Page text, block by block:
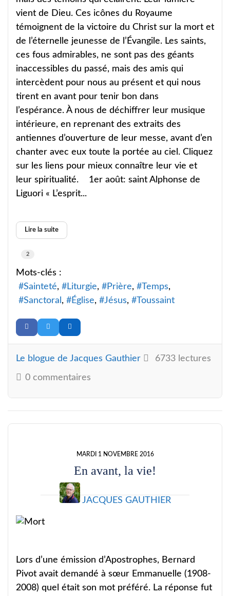
vient de Dieu. Ces icônes du Royaume
témoignent de la victoire du Christ sur la mort et
de l’éternelle jeunesse de l’Évangile. Les saints,
ces fous admirables, ne sont pas des géants
inaccessibles du passé, mais des amis qui
intercèdent pour nous au présent et qui nous
tirent en avant pour tenir bon dans
l’espérance. À nous de déchiffrer leur musique
intérieure, en reprenant des extraits des
antiennes d’ouverture de leur messe, avant d’en
chanter avec eux toute la portée au ciel. Cliquez
sur les liens pour mieux connaître leur vie et
leur spiritualité. 1er août: saint Alphonse de
Liguori « L’esprit...
Lire la suite
2
Mots-clés :
Sainteté
Liturgie Prière
Temps
Sanctoral
Église Jésus Toussaint
Le blogue de Jacques Gauthier 6733 lectures
0 commentaires
MARDI 1 NOVEMBRE 2016
En avant, la vie!
JACQUES GAUTHIER
Lors d’une émission d’Apostrophes, Bernard
Pivot avait demandé à sœur Emmanuelle (1908-
2008) quel était son mot préféré. La réponse fut